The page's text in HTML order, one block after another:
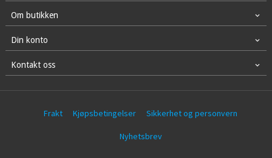
Om butikken
Din konto
Kontakt oss
Frakt Kjøpsbetingelser Sikkerhet og personvern
Nyhetsbrev